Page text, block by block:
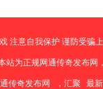
注意自我保护 谨防受骗
站为正规网通传奇发布
传奇发布网 ，汇聚 最